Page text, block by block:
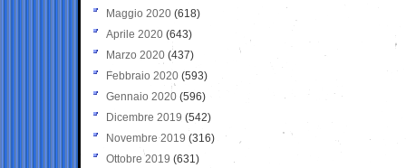
Maggio 2020 (618)
Aprile 2020 (643)
Marzo 2020 (437)
Febbraio 2020 (593)
Gennaio 2020 (596)
Dicembre 2019 (542)
Novembre 2019 (316)
Ottobre 2019 (631)